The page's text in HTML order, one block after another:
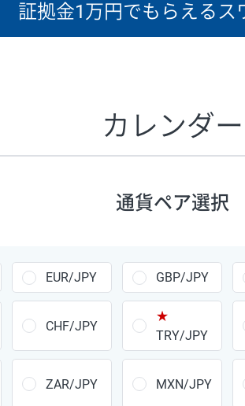
証拠金1万円でもらえるス
あたりの
ポイント
170円
106円
28円
38円
カレンダー
通貨ペア選択
EUR/JPY GBP/JPY
CHF/JPY
★
TRY/JPY
ZAR/JPY MXN/JPY